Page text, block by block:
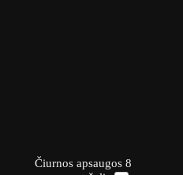
Čiurnos apsaugos 8